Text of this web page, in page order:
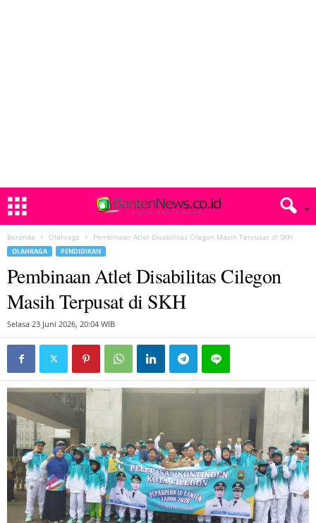
Beranda Olahraga Pembinaan Atlet Disabilitas Cilegon Masih Terpusat di SKH
OLAHRAGA PENDIDIKAN
Pembinaan Atlet Disabilitas Cilegon
Masih Terpusat di SKH
Selasa 23 Juni 2026, 20:04 WIB